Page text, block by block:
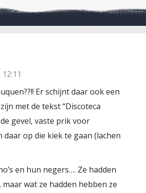
Er schijnt daar ook een
met de tekst “Discoteca
gevel, vaste prik voor
daar op die kiek te gaan (lachen
en hun negers…. Ze hadden
wat ze hadden hebben ze